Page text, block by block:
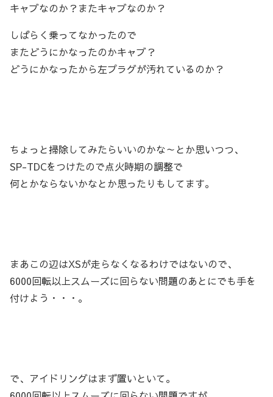
キャブなのか？またキャブなのか？
しばらく乗ってなかったので
またどうにかなったのかキャブ？
どうにかなったから左プラグが汚れているのか？
ちょっと掃除してみたらいいのかな～とか思いつつ、
SP-TDCをつけたので点火時期の調整で
何とかならないかなとか思ったりもしてます。
まあこの辺はXSが走らなくなるわけではないので、
6000回転以上スムーズに回らない問題のあとにでも手を
付けよう・・・。
で、アイドリングはまず置いといて。